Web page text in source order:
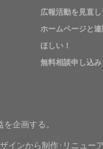
広報活動を見直
ホームページと
ほしい！
無料相談申し込み
企画する。
インから制作･リニュー